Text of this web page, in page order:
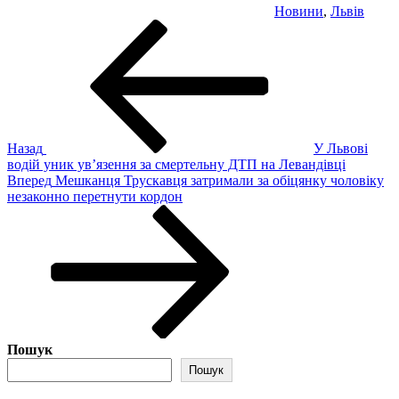
Новини, Львів
Назад
У Львові
водій уник ув’язення за смертельну ДТП на Левандівці
Наступний
запис
Вперед Мешканця Трускавця затримали за обіцянку чоловіку
незаконно перетнути кордон
Пошук
Пошук